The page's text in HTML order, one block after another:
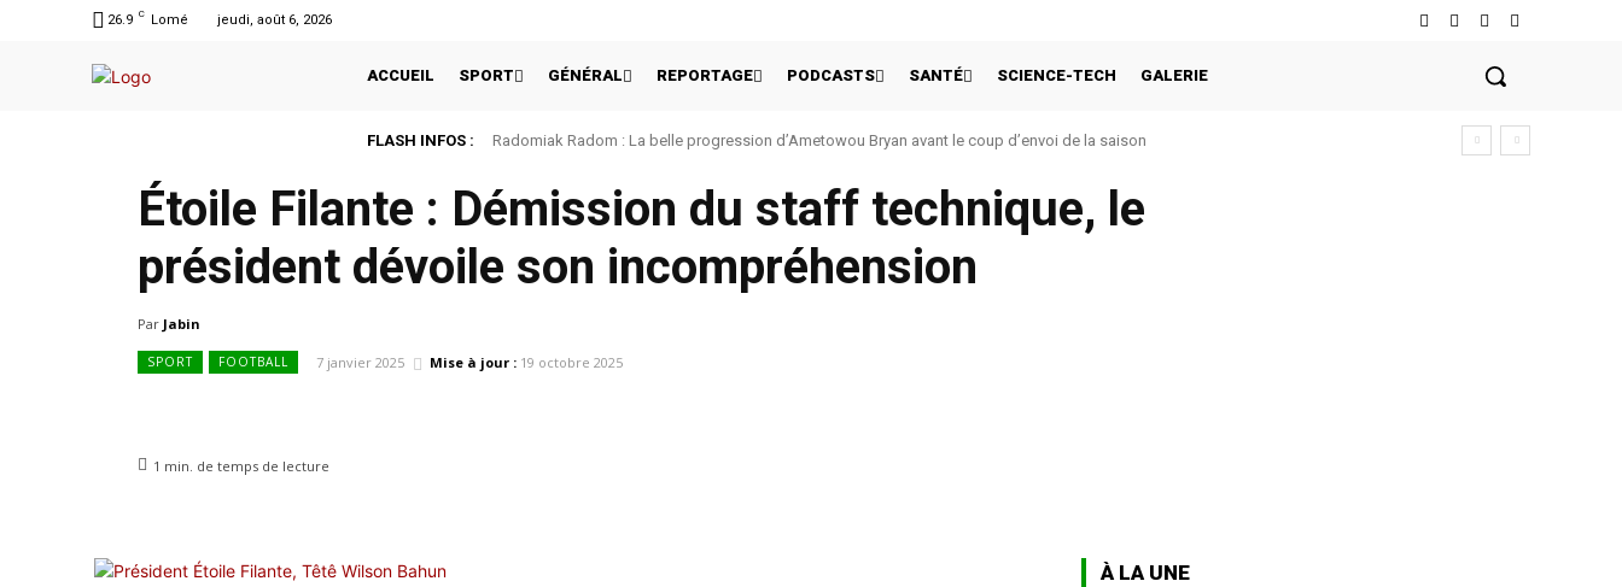
26.9 C Lomé jeudi, août 6, 2026
ACCUEIL SPORT GÉNÉRAL REPORTAGE PODCASTS SANTÉ SCIENCE-TECH GALERIE
FLASH INFOS : Radomiak Radom : La belle progression d’Ametowou Bryan avant le coup d’envoi de la saison
Étoile Filante : Démission du staff technique, le
président dévoile son incompréhension
Par Jabin
SPORT FOOTBALL 7 janvier 2025 Mise à jour : 19 octobre 2025
1 min. de temps de lecture
À LA UNE